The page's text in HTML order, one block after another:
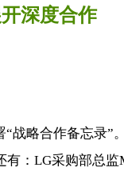
深度合作
略合作备忘录”
：LG采购部总监